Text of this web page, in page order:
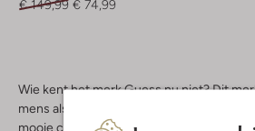
€ 149,99 € 74,99
Wie kent het merk Guess nu niet? Dit
mens als de natuur. Het bekende
mooie collectie sneakers geproduceerd